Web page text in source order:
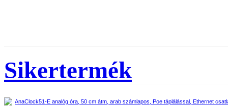
Sikertermék
AnaClock51-E analóg óra, 50 cm átm, arab számlapos, Poe táplálással, Ethernet